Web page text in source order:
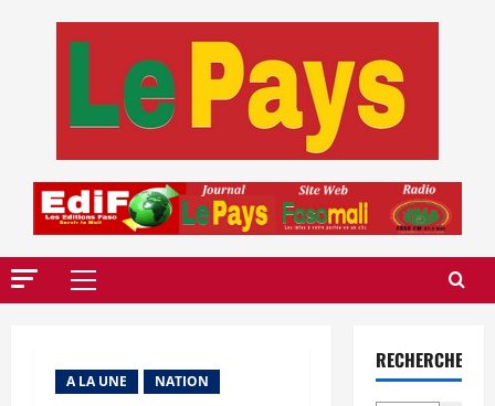
Menu
A LA UNE NATION
RECHERCHER